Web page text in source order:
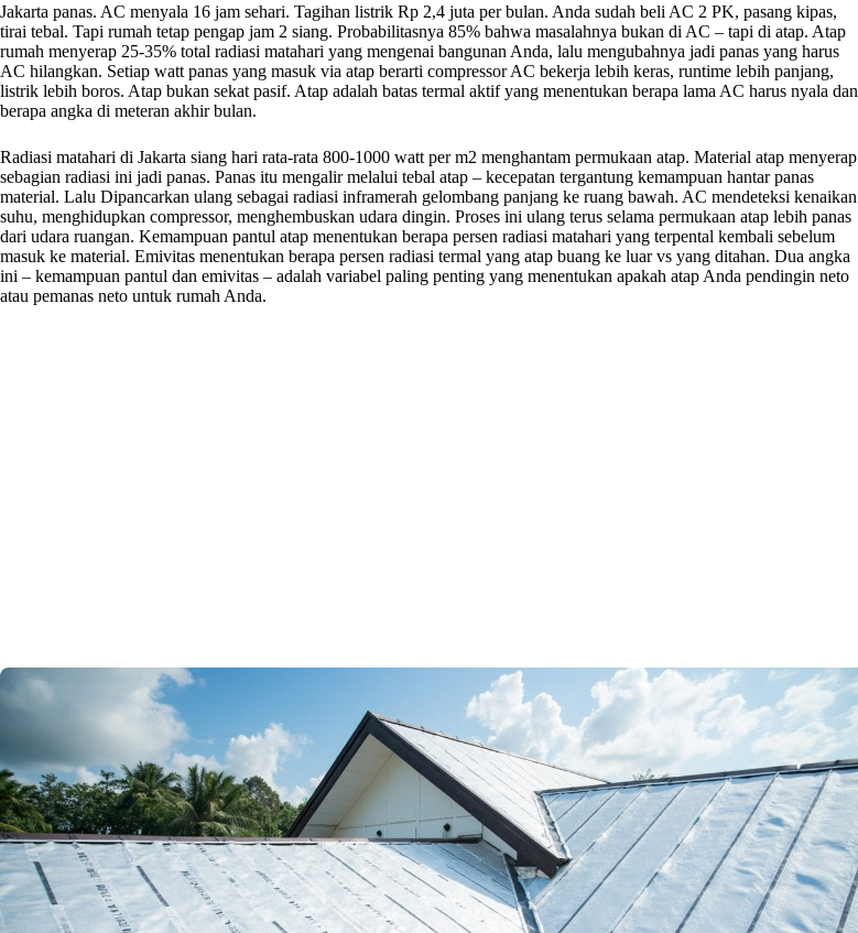
Jakarta panas. AC menyala 16 jam sehari. Tagihan listrik Rp 2,4 juta per bulan. Anda sudah beli AC 2 PK, pasang kipas,
tirai tebal. Tapi rumah tetap pengap jam 2 siang. Probabilitasnya 85% bahwa masalahnya bukan di AC – tapi di atap. Atap
rumah menyerap 25-35% total radiasi matahari yang mengenai bangunan Anda, lalu mengubahnya jadi panas yang harus
AC hilangkan. Setiap watt panas yang masuk via atap berarti compressor AC bekerja lebih keras, runtime lebih panjang,
listrik lebih boros. Atap bukan sekat pasif. Atap adalah batas termal aktif yang menentukan berapa lama AC harus nyala dan
berapa angka di meteran akhir bulan.
Radiasi matahari di Jakarta siang hari rata-rata 800-1000 watt per m2 menghantam permukaan atap. Material atap menyerap
sebagian radiasi ini jadi panas. Panas itu mengalir melalui tebal atap – kecepatan tergantung kemampuan hantar panas
material. Lalu Dipancarkan ulang sebagai radiasi inframerah gelombang panjang ke ruang bawah. AC mendeteksi kenaikan
suhu, menghidupkan compressor, menghembuskan udara dingin. Proses ini ulang terus selama permukaan atap lebih panas
dari udara ruangan. Kemampuan pantul atap menentukan berapa persen radiasi matahari yang terpental kembali sebelum
masuk ke material. Emivitas menentukan berapa persen radiasi termal yang atap buang ke luar vs yang ditahan. Dua angka
ini – kemampuan pantul dan emivitas – adalah variabel paling penting yang menentukan apakah atap Anda pendingin neto
atau pemanas neto untuk rumah Anda.